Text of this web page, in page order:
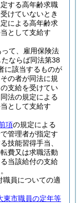
する高年齢求職
けていないとき
による高年齢求
として支給す
て、雇用保険法
ならば同法第38
に該当するものが
の者が同法に規
支給を受けてい
法の規定による
として支給す
項の規定による
管理者が指定す
技能習得手当、
費又は求職活動
当該給付の支給
職員についての適
東市職員の定年等